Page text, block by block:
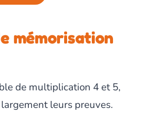
mémorisation
de multiplication 4 et 5,
leurs preuves.